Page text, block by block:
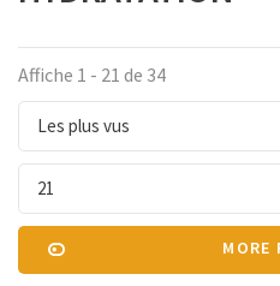
Affiche 1 - 21 de 34
Les plus vus
21
MORE